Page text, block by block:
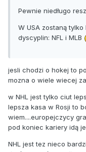
Pewnie niedługo
W USA zostaną
dyscyplin: NFL i MLB
jesli chodzi o hokej to
mozna o wiele wiecej
w NHL jest tylko ciut
lepsza kasa w Rosji to
wiem....europejczycy
pod koniec kariery idą
NHL jest tez nieco